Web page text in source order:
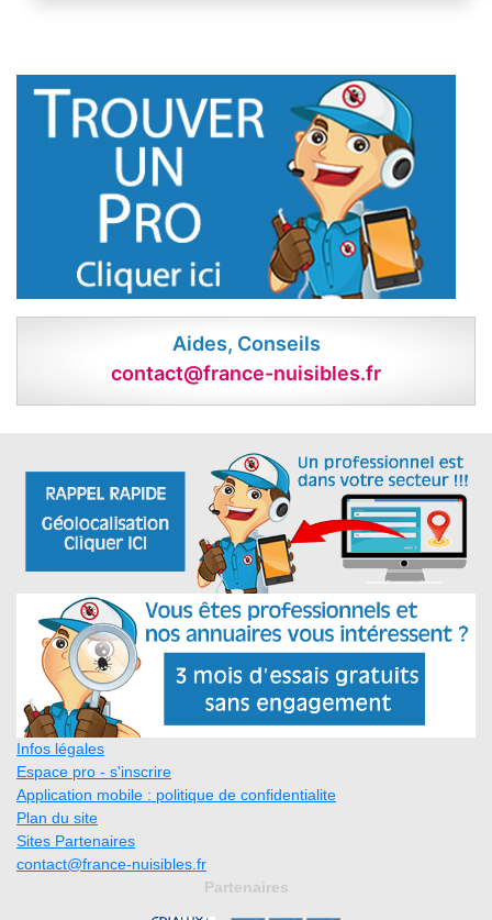
Aides, Conseils
contact@france-nuisibles.fr
Infos légales
Espace pro - s'inscrire
Application mobile : politique de confidentialite
Plan du site
Sites Partenaires
contact@france-nuisibles.fr
Partenaires